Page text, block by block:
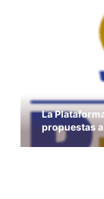
La
propuestas
Elecciones